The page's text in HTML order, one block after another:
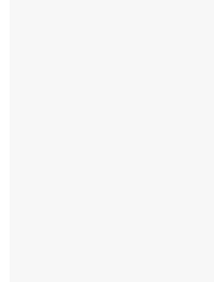
Machthaber der Dürre
Schuld – während
Am Samstag, dem 22.